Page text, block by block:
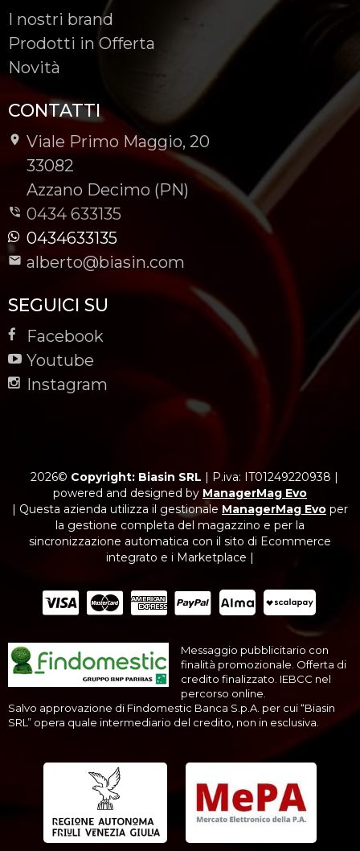
I nostri brand
Prodotti in Offerta
Novità
CONTATTI
Viale Primo Maggio, 20
-
33082
-
Azzano Decimo (PN)
0434 633135
0434633135
alberto@biasin.com
SEGUICI SU
Facebook
Youtube
Instagram
2026© Copyright: Biasin SRL | P.iva: IT01249220938 |
powered and designed by ManagerMag Evo
| Questa azienda utilizza il gestionale ManagerMag Evo per
la gestione completa del magazzino e per la
sincronizzazione automatica con il sito di Ecommerce
integrato e i Marketplace |
Messaggio pubblicitario con
finalità promozionale. Offerta di
credito finalizzato. IEBCC nel
percorso online.
Salvo approvazione di Findomestic Banca S.p.A. per cui “Biasin
SRL” opera quale intermediario del credito, non in esclusiva.